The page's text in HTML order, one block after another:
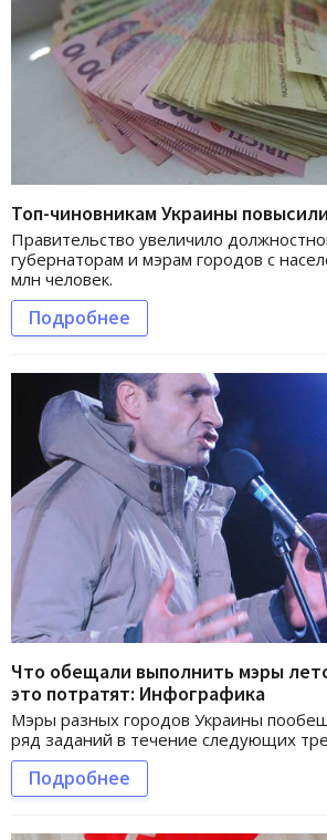
Топ-чиновникам Украины
Правительство увеличило
губернаторам и мэрам городов с
млн человек.
Подробнее
Что обещали выполнить мэры
это потратят: Инфографика
Мэры разных городов Украины
ряд заданий в течение следующих
Подробнее